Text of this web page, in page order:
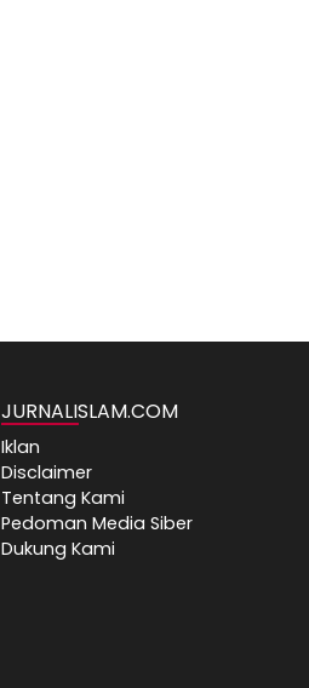
JURNALISLAM.COM
Iklan
Disclaimer
Tentang Kami
Pedoman Media Siber
Dukung Kami